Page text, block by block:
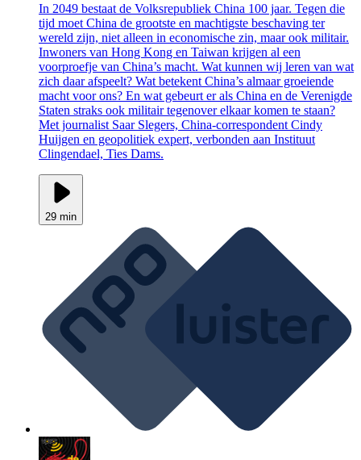
In 2049 bestaat de Volksrepubliek China 100 jaar. Tegen die
tijd moet China de grootste en machtigste beschaving ter
wereld zijn, niet alleen in economische zin, maar ook militair.
Inwoners van Hong Kong en Taiwan krijgen al een
voorproefje van China’s macht. Wat kunnen wij leren van wat
zich daar afspeelt? Wat betekent China’s almaar groeiende
macht voor ons? En wat gebeurt er als China en de Verenigde
Staten straks ook militair tegenover elkaar komen te staan?
Met journalist Saar Slegers, China-correspondent Cindy
Huijgen en geopolitiek expert, verbonden aan Instituut
Clingendael, Ties Dams.
29 min